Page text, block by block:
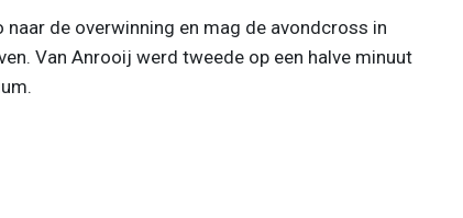
de overwinning en mag de avondcross in
Van Anrooij werd tweede op een halve minuut